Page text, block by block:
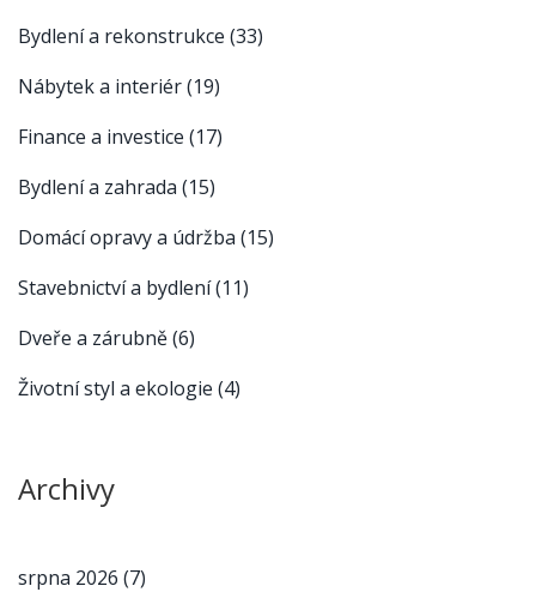
Bydlení a rekonstrukce (33)
Nábytek a interiér(19)
Finance a investice (17)
Bydlení a zahrada (15)
Domácí opravy a údržba (15)
Stavebnictví a bydlení(11)
Dveře a zárubně(6)
Životní styl a ekologie (4)
Archivy
srpna 2026 (7)